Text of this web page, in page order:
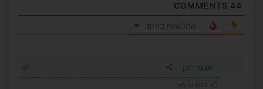
44
החדשות ביותר
אגם חזן